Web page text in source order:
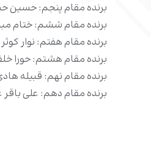
برنده مقام پنجم: حسین
برنده مقام ششم: ختام
برنده مقام هفتم: نوار
برنده مقام هشتم: حورا
برنده مقام نهم: قبیله
برنده مقام دهم: على باقر